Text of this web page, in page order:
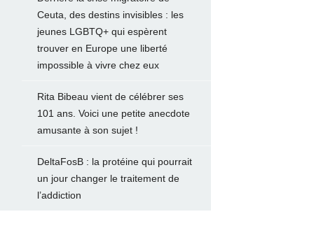
Ceuta, des destins invisibles : les
jeunes LGBTQ+ qui espèrent
trouver en Europe une liberté
impossible à vivre chez eux
Rita Bibeau vient de célébrer ses
101 ans. Voici une petite anecdote
amusante à son sujet !
DeltaFosB : la protéine qui pourrait
un jour changer le traitement de
l’addiction